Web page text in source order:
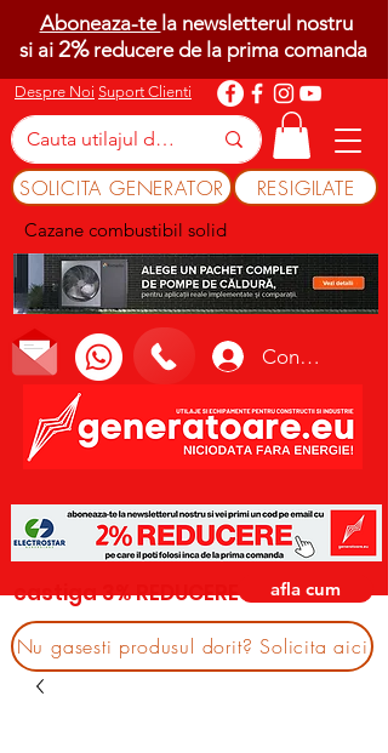
Despre Noi Suport Clienti
SOLICITA GENERATOR RESIGILATE
Cazane combustibil solid
Conectează-te
Aboneaza-te la newsletterul nostru
si ai 2%reducere de la prima comanda
castiga 3% REDUCERE afla cum
Nu gasesti produsul dorit? Solicita aici